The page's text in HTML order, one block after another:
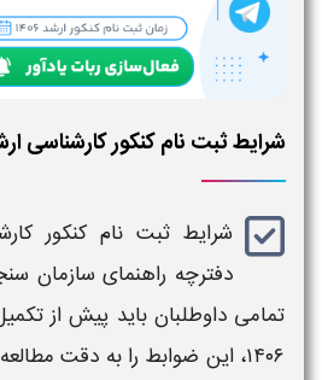
شرایط ثبت نام کنکور کارشناسی ارشد
شرایط ثبت نام کنکور
دفترچه راهنمای سازمان
تمامی داوطلبان باید پیش از
۱۴۰۶، این ضوابط را به‌ دقت